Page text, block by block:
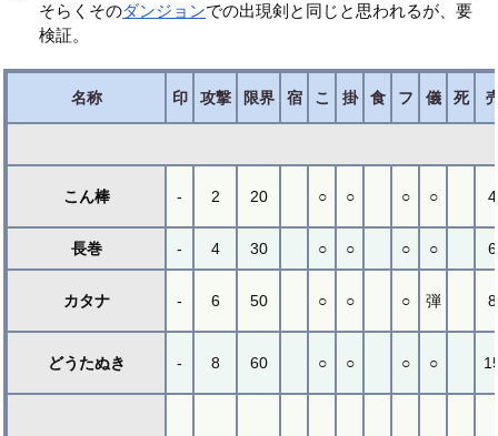
そらくそのダンジョンでの出現剣と同じと思われるが、要
検証。
名称 印 攻撃 限界 宿 こ 掛 食 フ 儀 死
こん棒 - 2 20 ○ ○ ○ ○
長巻 - 4 30 ○ ○ ○ ○
カタナ - 6 50 ○ ○ ○ 弾
どうたぬき - 8 60 ○ ○ ○ ○